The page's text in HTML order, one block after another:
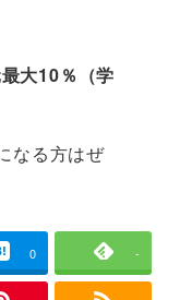
大10％（学
なる方はぜ
0 -